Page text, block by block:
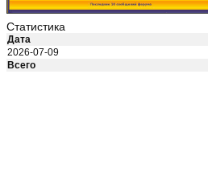
Статистика
Дата
2026-07-09
Всего